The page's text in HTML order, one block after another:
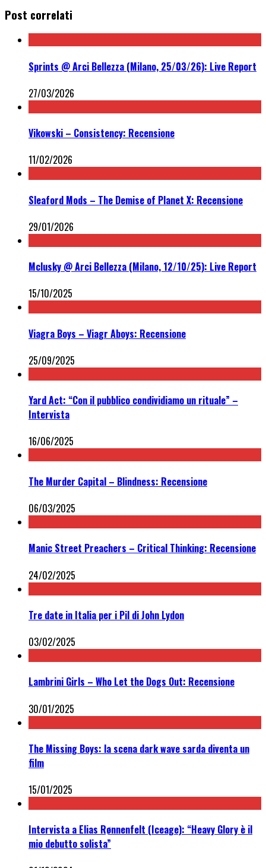
Post correlati
Sprints @ Arci Bellezza (Milano, 25/03/26): Live Report
27/03/2026
Vikowski – Consistency: Recensione
11/02/2026
Sleaford Mods – The Demise of Planet X: Recensione
29/01/2026
Mclusky @ Arci Bellezza (Milano, 12/10/25): Live Report
15/10/2025
Viagra Boys – Viagr Aboys: Recensione
25/09/2025
Yard Act: “Con il pubblico condividiamo un rituale” –
Intervista
16/06/2025
The Murder Capital – Blindness: Recensione
06/03/2025
Manic Street Preachers – Critical Thinking: Recensione
24/02/2025
Tre date in Italia per i Pil di John Lydon
03/02/2025
Lambrini Girls – Who Let the Dogs Out: Recensione
30/01/2025
The Missing Boys: la scena dark wave sarda diventa un
film
15/01/2025
Intervista a Elias Rønnenfelt (Iceage): “Heavy Glory è il
mio debutto solista”